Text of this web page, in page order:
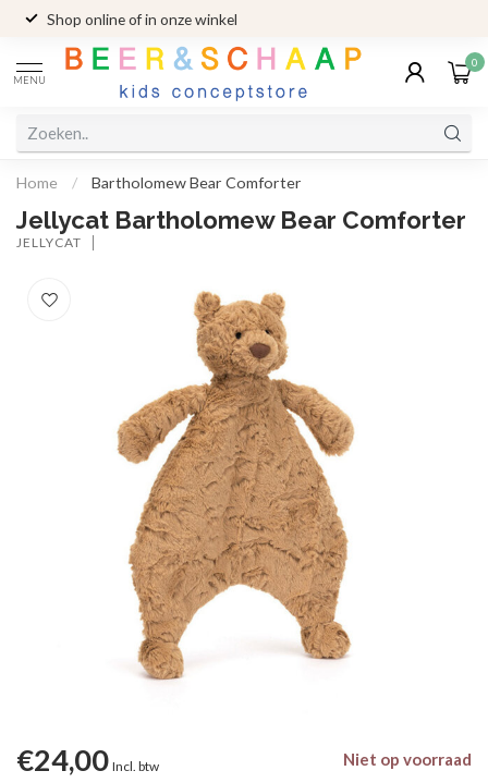
Shop online of in onze winkel
MENU
0
Home / Bartholomew Bear Comforter
Jellycat Bartholomew Bear Comforter
JELLYCAT
€24,00 Incl. btw Niet op voorraad